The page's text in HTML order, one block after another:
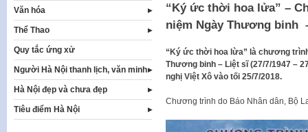
“Ký ức thời hoa lửa” –
niệm Ngày Thương binh
“Ký ức thời hoa lừa” là chương
Thương binh – Liệt sĩ (27/7/1947 –
nghị Việt Xô vào tối 25/7/2018.
Chương trình do Báo Nhân dân, Bộ
Văn hóa
Thể Thao
Quy tắc ứng xử
Người Hà Nội thanh lịch, văn minh
Hà Nội đẹp và chưa đẹp
Tiêu điểm Hà Nội